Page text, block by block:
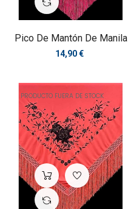
Pico De Mantón De Manila
Precio
14,90 €
PRODUCTO FUERA DE STOCK